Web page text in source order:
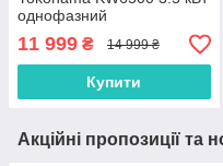
однофазний
11 999 ₴ 14 999 ₴
Купити
Акційні пропозиції та